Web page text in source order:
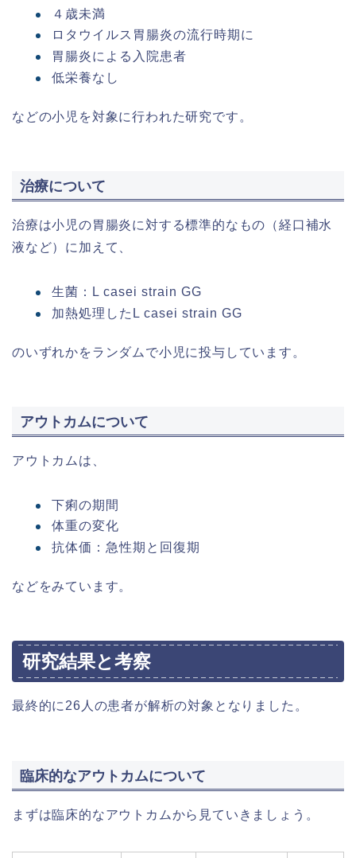
４歳未満
ロタウイルス胃腸炎の流行時期に
胃腸炎による入院患者
低栄養なし
などの小児を対象に行われた研究です。
治療について
治療は小児の胃腸炎に対する標準的なもの（経口補水
液など）に加えて、
生菌：L casei strain GG
加熱処理したL casei strain GG
のいずれかをランダムで小児に投与しています。
アウトカムについて
アウトカムは、
下痢の期間
体重の変化
抗体価：急性期と回復期
などをみています。
研究結果と考察
最終的に26人の患者が解析の対象となりました。
臨床的なアウトカムについて
まずは臨床的なアウトカムから見ていきましょう。